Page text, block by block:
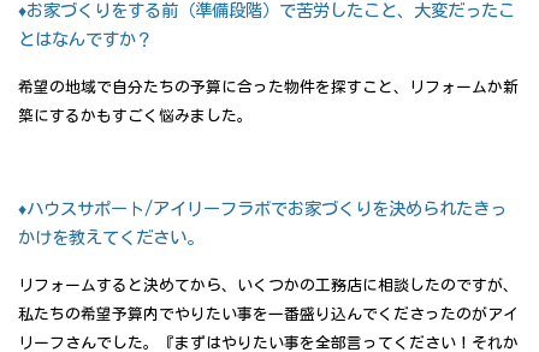
♦お家づくりをする前（準備段階）で苦労したこと、大変だったこ
とはなんですか？
希望の地域で自分たちの予算に合った物件を探すこと、リフォームか新
築にするかもすごく悩みました。
♦ハウスサポート/アイリーフラボでお家づくりを決められたきっ
かけを教えてください。
リフォームすると決めてから、いくつかの工務店に相談したのですが、
私たちの希望予算内でやりたい事を一番盛り込んでくださったのがアイ
リーフさんでした。『まずはやりたい事を全部言ってください！それか